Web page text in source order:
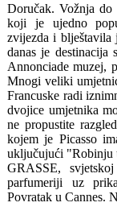
Doručak. Vožnja do
koji je ujedno
zvijezda i blještavila
danas je destinacija
Annonciade muzej,
Mnogi veliki
Francuske radi
dvojice umjetnika
ne propustite
kojem je Picasso
uključujući "Robinju
GRASSE,
parfumeriji uz
Povratak u Cannes.